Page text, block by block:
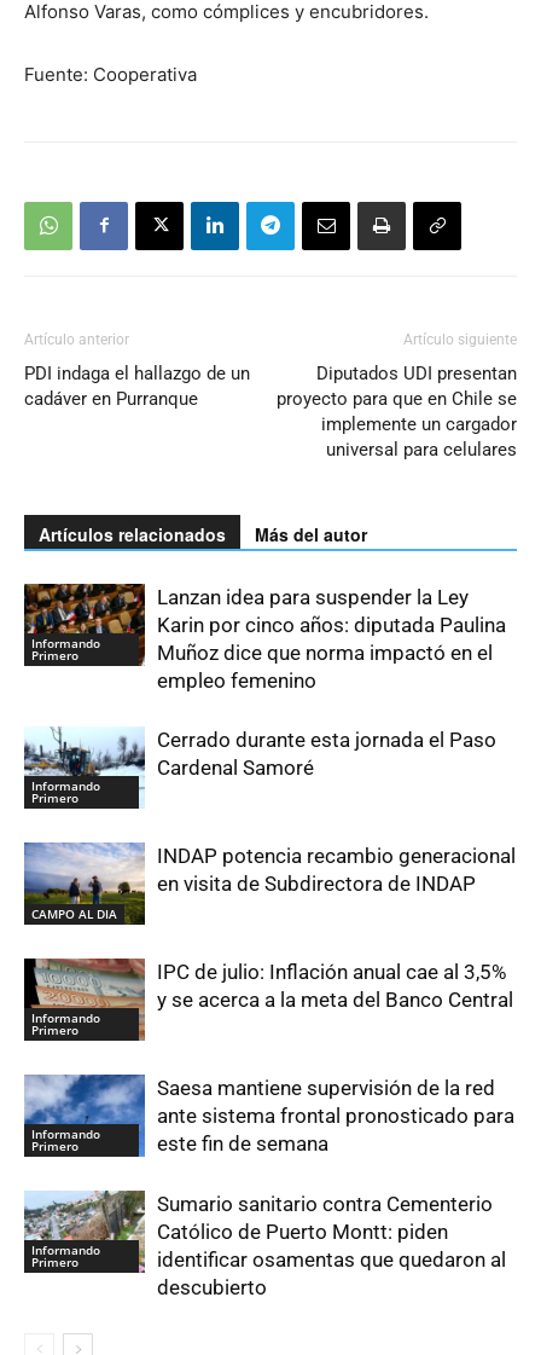
Alfonso Varas, como cómplices y encubridores.
Fuente: Cooperativa
Artículo anterior
PDI indaga el hallazgo de un
cadáver en Purranque
Artículo siguiente
Diputados UDI presentan
proyecto para que en Chile se
implemente un cargador
universal para celulares
Artículos relacionados Más del autor
Informando
Primero
Lanzan idea para suspender la Ley
Karin por cinco años: diputada Paulina
Muñoz dice que norma impactó en el
empleo femenino
Informando
Primero
Cerrado durante esta jornada el Paso
Cardenal Samoré
CAMPO AL DIA
INDAP potencia recambio generacional
en visita de Subdirectora de INDAP
Informando
Primero
IPC de julio: Inflación anual cae al 3,5%
y se acerca a la meta del Banco Central
Informando
Primero
Saesa mantiene supervisión de la red
ante sistema frontal pronosticado para
este fin de semana
Informando
Primero
Sumario sanitario contra Cementerio
Católico de Puerto Montt: piden
identificar osamentas que quedaron al
descubierto